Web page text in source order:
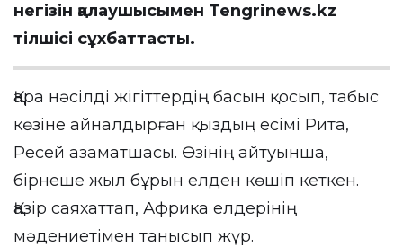
негізін қалаушысымен Tengrinews.kz
тілшісі сұхбаттасты.
Қара нәсілді жігіттердің басын қосып, табыс
көзіне айналдырған қыздың есімі Рита,
Ресей азаматшасы. Өзінің айтуынша,
бірнеше жыл бұрын елден көшіп кеткен.
Қазір саяхаттап, Африка елдерінің
мәдениетімен танысып жүр.